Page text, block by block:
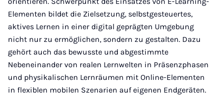
Elementen bildet die Zielsetzung, selbstgesteuertes,
aktives Lernen in einer digital geprägten Umgebung
nicht nur zu ermöglichen, sondern zu gestalten. Dazu
gehört auch das bewusste und abgestimmte
Nebeneinander von realen Lernwelten in Präsenzphasen
und physikalischen Lernräumen mit Online-Elementen
in flexiblen mobilen Szenarien auf eigenen Endgeräten.